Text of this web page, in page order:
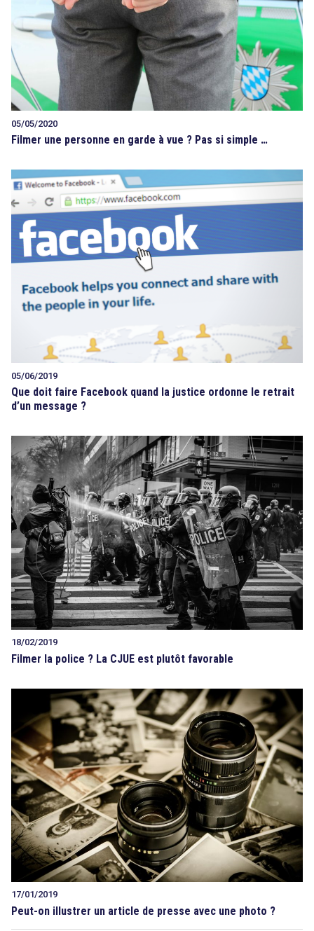
05/05/2020
Filmer une personne en garde à vue ? Pas si simple …
05/06/2019
Que doit faire Facebook quand la justice ordonne le retrait
d’un message ?
18/02/2019
Filmer la police ? La CJUE est plutôt favorable
17/01/2019
Peut-on illustrer un article de presse avec une photo ?